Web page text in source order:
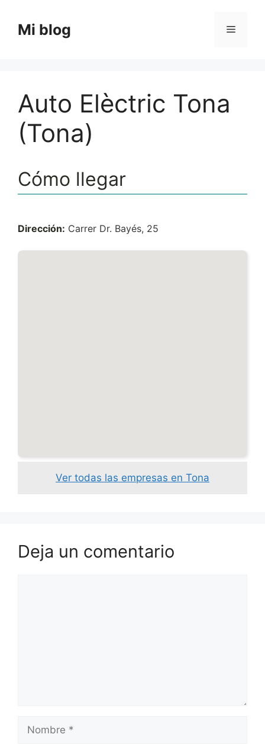
contenido
Mi blog Menú
Auto Elèctric Tona
(Tona)
Cómo llegar
Dirección: Carrer Dr. Bayés, 25
Ver todas las empresas en Tona
Deja un comentario
Nombre